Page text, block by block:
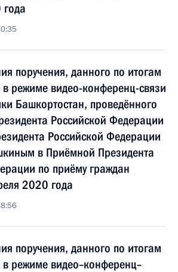
поручения, данного по итогам
режиме видео-конференц-связи
Башкортостан, проведённого
Российской Федерации
Российской Федерации
в Приёмной Президента
по приёму граждан
2020 года
поручения, данного по итогам
режиме видео–конференц–